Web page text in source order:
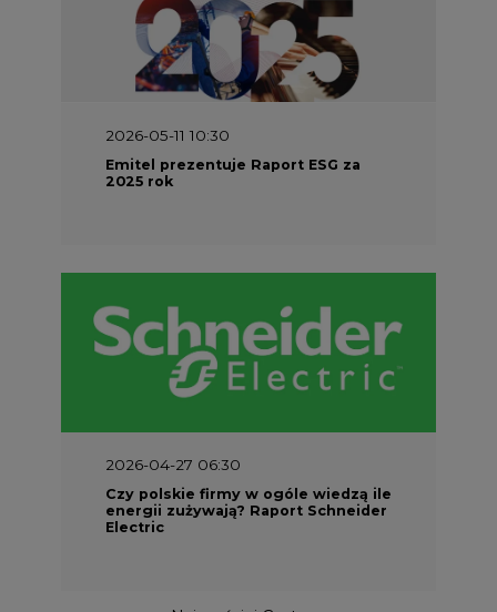
2026-05-11 10:30
Emitel prezentuje Raport ESG za
2025 rok
2026-04-27 06:30
Czy polskie firmy w ogóle wiedzą ile
energii zużywają? Raport Schneider
Electric